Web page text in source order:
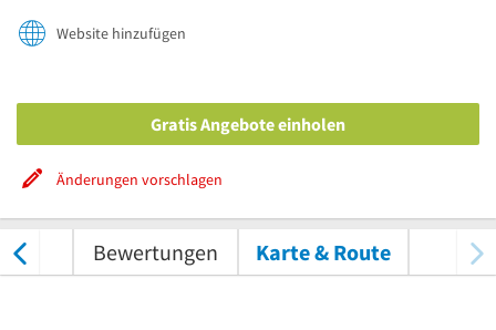
Website hinzufügen
Gratis Angebote einholen
Änderungen vorschlagen
Bewertungen Karte & Route